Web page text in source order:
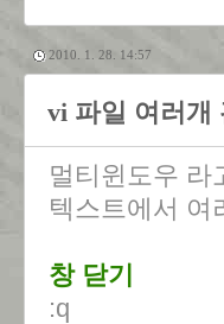
2010. 1. 28. 14:57
vi 파일 여러개
멀티윈도우 라
텍스트에서 여
창 닫기
:q